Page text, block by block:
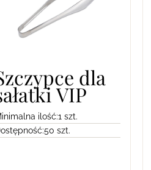
dla
VIP
ilość:1 szt.
50 szt.